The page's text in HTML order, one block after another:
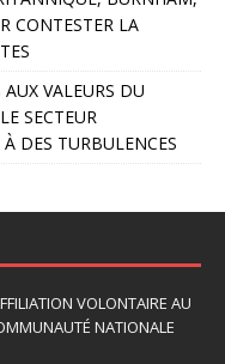
CONTESTER LA
AUX VALEURS DU
SECTEUR
DES TURBULENCES
VOLONTAIRE AU
NATIONALE